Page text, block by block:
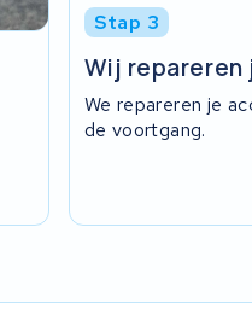
Stap 3
Wij repareren
We repareren je
de voortgang.